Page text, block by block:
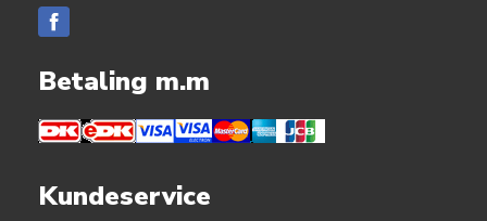
Betaling m.m
Kundeservice